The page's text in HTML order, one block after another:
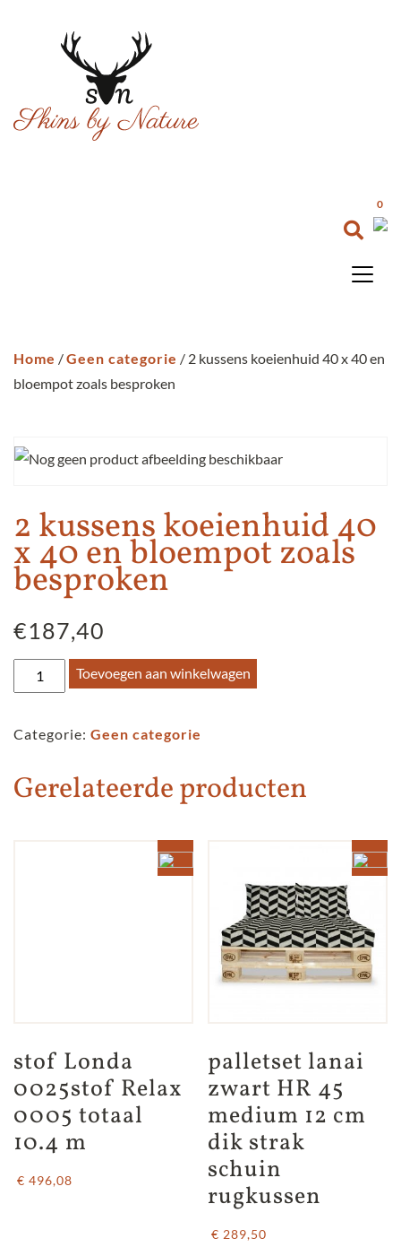
0
Home /Geen categorie / 2 kussens koeienhuid 40 x 40 en
bloempot zoals besproken
2 kussens koeienhuid 40
x 40 en bloempot zoals
besproken
€187,40
kussens
40
40
Toevoegen aan winkelwagen
Categorie: Geen categorie
Gerelateerde producten
stof Londa
0025stof Relax
0005 totaal
10.4 m
€ 496,08
palletset lanai
zwart HR 45
medium 12 cm
dik strak
schuin
rugkussen
€ 289,50